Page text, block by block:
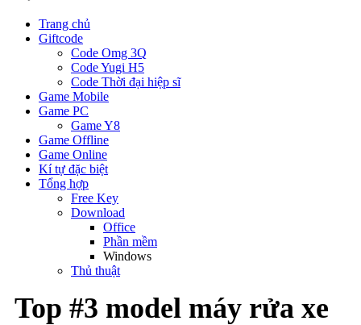
Trang chủ
Giftcode
Code Omg 3Q
Code Yugi H5
Code Thời đại hiệp sĩ
Game Mobile
Game PC
Game Y8
Game Offline
Game Online
Kí tự đặc biệt
Tổng hợp
Free Key
Download
Office
Phần mềm
Windows
Thủ thuật
Top #3 model máy rửa xe